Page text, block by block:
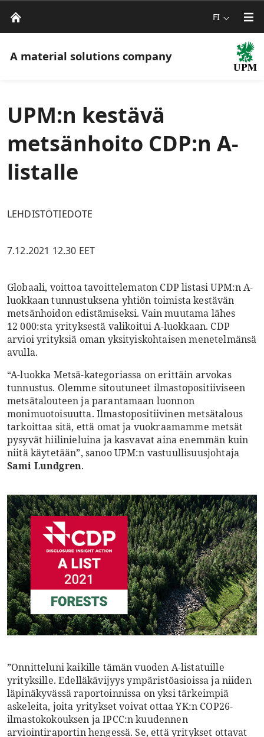
FI
A material solutions company
UPM:n kestävä
metsänhoito CDP:n A-
listalle
LEHDISTÖTIEDOTE
7.12.2021 12.30 EET
Globaali, voittoa tavoittelematon CDP listasi UPM:n A-
luokkaan tunnustuksena yhtiön toimista kestävän
metsänhoidon edistämiseksi. Vain muutama lähes
12 000:sta yrityksestä valikoitui A-luokkaan. CDP
arvioi yrityksiä oman yksityiskohtaisen menetelmänsä
avulla.
“A-luokka Metsä-kategoriassa on erittäin arvokas
tunnustus. Olemme sitoutuneet ilmastopositiiviseen
metsätalouteen ja parantamaan luonnon
monimuotoisuutta. Ilmastopositiivinen metsätalous
tarkoittaa sitä, että omat ja vuokraamamme metsät
pysyvät hiilinieluina ja kasvavat aina enemmän kuin
niitä käytetään”, sanoo UPM:n vastuullisuusjohtaja
Sami Lundgren.
”Onnitteluni kaikille tämän vuoden A-listatuille
yrityksille. Edelläkävijyys ympäristöasioissa ja niiden
läpinäkyvässä raportoinnissa on yksi tärkeimpiä
askeleita, joita yritykset voivat ottaa YK:n COP26-
ilmastokokouksen ja IPCC:n kuudennen
arviointiraportin hengessä. Se, että yritykset ottavat